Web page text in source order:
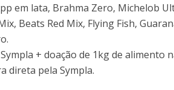
em lata, Brahma Zero, Michelob
Beats Red Mix, Flying Fish,
+ doação de 1kg de alimento
direta pela Sympla.